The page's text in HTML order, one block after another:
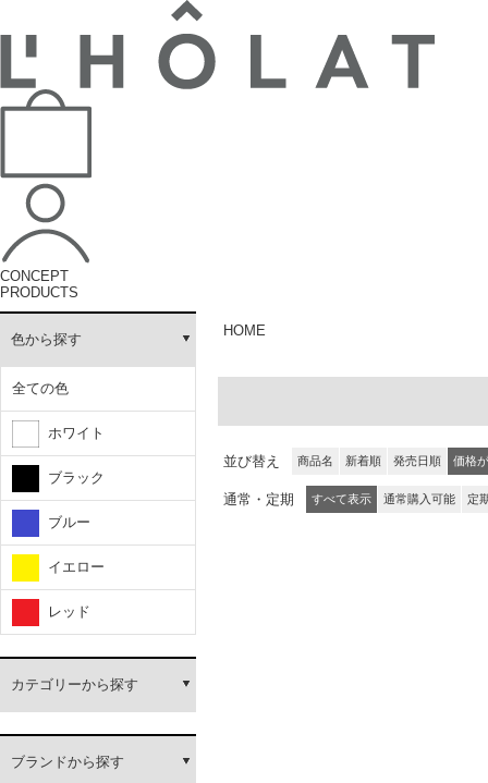
CONCEPT
PRODUCTS
色から探す
全ての色
ホワイト
ブラック
ブルー
イエロー
レッド
カテゴリーから探す
ブランドから探す
HOME
並び替え 商品名 新着順 発売日順 価格
通常・定期 すべて表示 通常購入可能 定